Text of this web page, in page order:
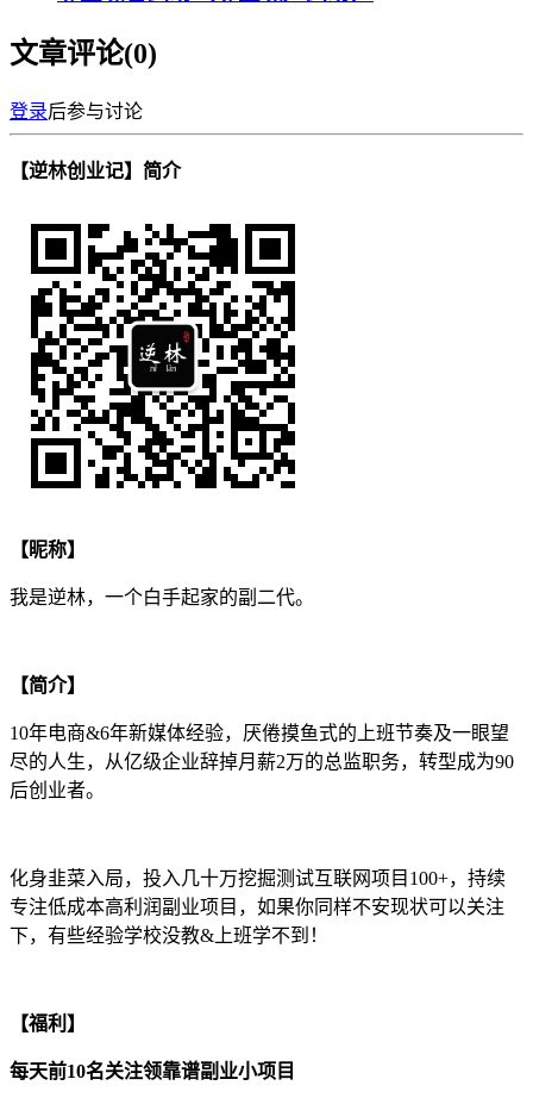
文章评论(0)
登录后参与讨论
【逆林创业记】简介
【昵称】
我是逆林，一个白手起家的副二代。
【简介】
10年电商&6年新媒体经验，厌倦摸鱼式的上班节奏及一眼望
尽的人生，从亿级企业辞掉月薪2万的总监职务，转型成为90
后创业者。
化身韭菜入局，投入几十万挖掘测试互联网项目100+，持续
专注低成本高利润副业项目，如果你同样不安现状可以关注
下，有些经验学校没教&上班学不到！
【福利】
每天前10名关注领靠谱副业小项目